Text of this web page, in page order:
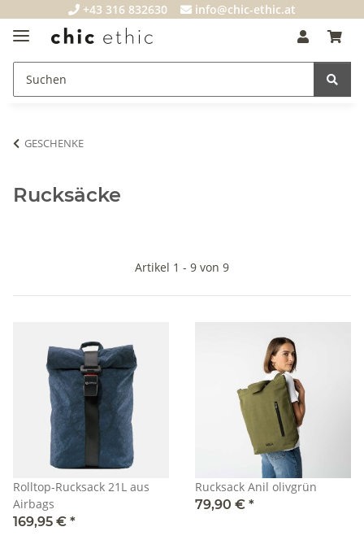
+43 316 832630 info@chic-ethic.at
GESCHENKE
Rucksäcke
Artikel 1 - 9 von 9
Rolltop-Rucksack 21L aus
Airbags
169,95 € *
Rucksack Anil olivgrün
79,90 € *